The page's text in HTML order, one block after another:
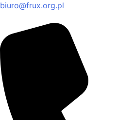
biuro@frux.org.pl